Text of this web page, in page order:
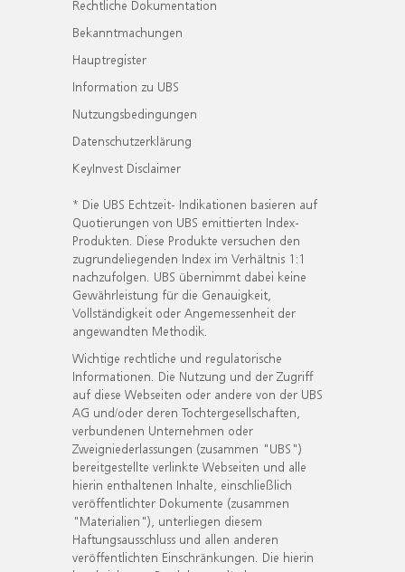
Rechtliche Dokumentation
Bekanntmachungen
Hauptregister
Information zu UBS
Nutzungsbedingungen
Datenschutzerklärung
KeyInvest Disclaimer
* Die UBS Echtzeit- Indikationen basieren auf
Quotierungen von UBS emittierten Index-
Produkten. Diese Produkte versuchen den
zugrundeliegenden Index im Verhältnis 1:1
nachzufolgen. UBS übernimmt dabei keine
Gewährleistung für die Genauigkeit,
Vollständigkeit oder Angemessenheit der
angewandten Methodik.
Wichtige rechtliche und regulatorische
Informationen. Die Nutzung und der Zugriff
auf diese Webseiten oder andere von der UBS
AG und/oder deren Tochtergesellschaften,
verbundenen Unternehmen oder
Zweigniederlassungen (zusammen "UBS")
bereitgestellte verlinkte Webseiten und alle
hierin enthaltenen Inhalte, einschließlich
veröffentlichter Dokumente (zusammen
"Materialien"), unterliegen diesem
Haftungsausschluss und allen anderen
veröffentlichten Einschränkungen. Die hierin